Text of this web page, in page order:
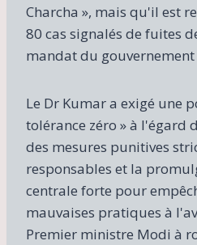
Charcha », mais qu'il est
80 cas signalés de fuites
mandat du
Le Dr Kumar a exigé une
tolérance zéro » à l'égard
des mesures punitives
responsables et la
centrale forte pour
mauvaises pratiques à
Premier ministre Modi à